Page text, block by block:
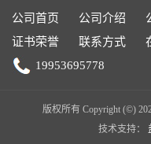
公司首页 公司介绍
证书荣誉
联系方式
19953695778
版权所有 Copyright (©)
技术支持：